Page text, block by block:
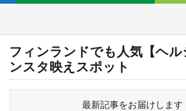
フィンランドでも人気【ヘ
ンスタ映えスポット
最新記事をお届けします